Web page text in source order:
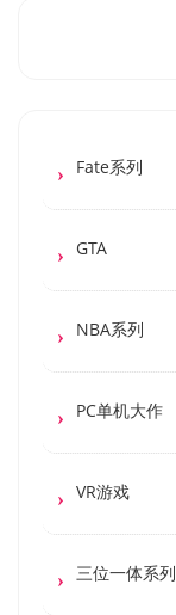
Fate系列
GTA
NBA系列
PC单机大作
VR游戏
三位一体系列